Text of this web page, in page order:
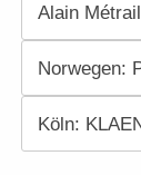
Alain
Norwegen:
Köln: